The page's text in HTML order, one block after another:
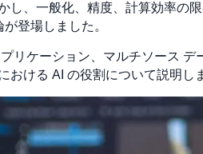
し、一般化、精度、計算効率の
登場しました。
リケーション、マルチソース
ける AI の役割について説明し